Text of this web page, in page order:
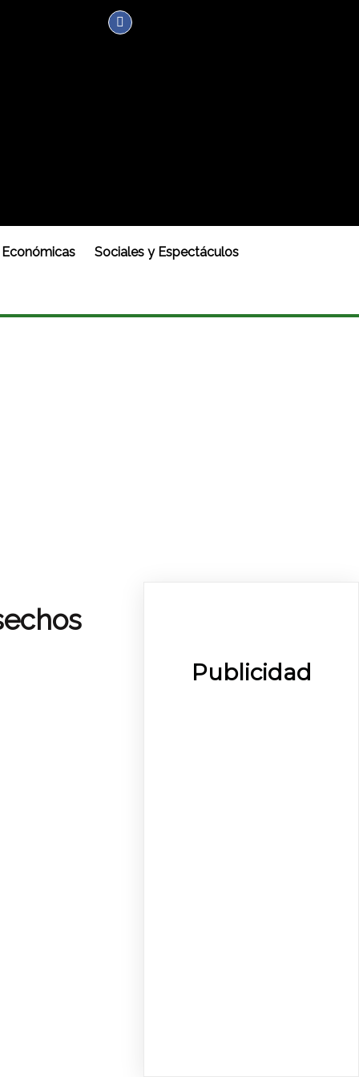
Económicas Sociales y Espectáculos
Publicidad